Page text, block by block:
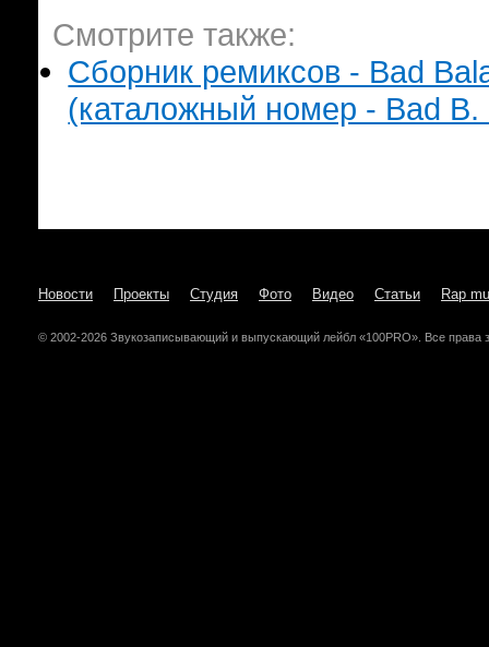
Смотрите также:
Сборник ремиксов - Bad
(каталожный номер - Bad B.
Новости Проекты Студия Фото Видео Статьи Rap
© 2002-2026 Звукозаписывающий и выпускающий лейбл «100PRO». Все